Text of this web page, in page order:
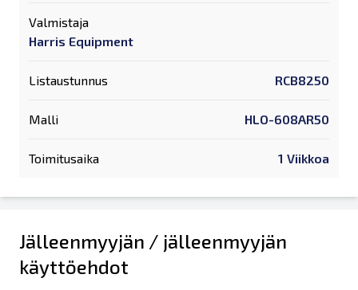
Valmistaja
Harris Equipment
Listaustunnus RCB8250
Malli HLO-608AR50
Toimitusaika 1 Viikkoa
Jälleenmyyjän / jälleenmyyjän
käyttöehdot